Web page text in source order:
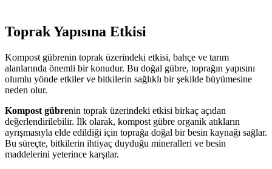
Toprak Yapısına Etkisi
Kompost gübrenin toprak üzerindeki etkisi, bahçe ve tarım
alanlarında önemli bir konudur. Bu doğal gübre, toprağın yapısını
olumlu yönde etkiler ve bitkilerin sağlıklı bir şekilde büyümesine
neden olur.
Kompost gübrenin toprak üzerindeki etkisi birkaç açıdan
değerlendirilebilir. İlk olarak, kompost gübre organik atıkların
ayrışmasıyla elde edildiği için toprağa doğal bir besin kaynağı sağlar.
Bu süreçte, bitkilerin ihtiyaç duyduğu mineralleri ve besin
maddelerini yeterince karşılar.